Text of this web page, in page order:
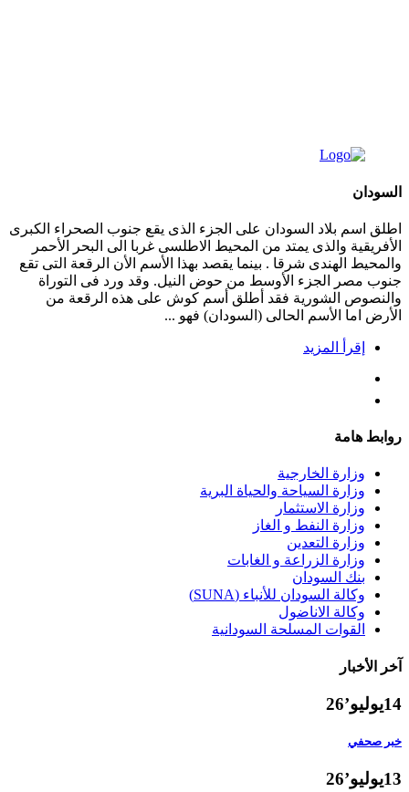
السودان
اطلق اسم بلاد السودان على الجزء الذى يقع جنوب الصحراء الكبرى
الأفريقية والذى يمتد من المحيط الاطلسى غربا الى البحر الأحمر
والمحيط الهندى شرقا . بينما يقصد بهذا الأسم الأن الرقعة التى تقع
جنوب مصر الجزء الأوسط من حوض النيل. وقد ورد فى التوراة
والنصوص الشورية فقد أطلق أسم كوش على هذه الرقعة من
الأرض اما الأسم الحالى (السودان) فهو ...
إقرأ المزيد
روابط هامة
وزارة الخارجية
وزارة السياحة والحياة البرية
وزارة الاستثمار
وزارة النفط و الغاز
وزارة التعدين
وزارة الزراعة و الغابات
بنك السودان
وكالة السودان للأنباء (SUNA)
وكالة الاناضول
القوات المسلحة السودانية
آخر الأخبار
14يوليو’26
خبر صحفي
13يوليو’26